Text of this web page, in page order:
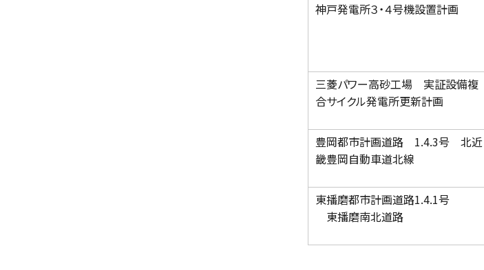
神戸発電所３・４号機設置計画
三菱パワー高砂工場 実証設備複
合サイクル発電所更新計画
豊岡都市計画道路 1.4.3号 北近
畿豊岡自動車道北線
東播磨都市計画道路1.4.1号
東播磨南北道路